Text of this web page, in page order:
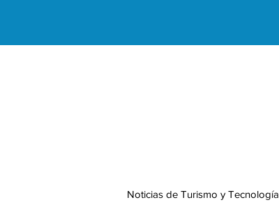
Noticias de Turismo y Tecnología